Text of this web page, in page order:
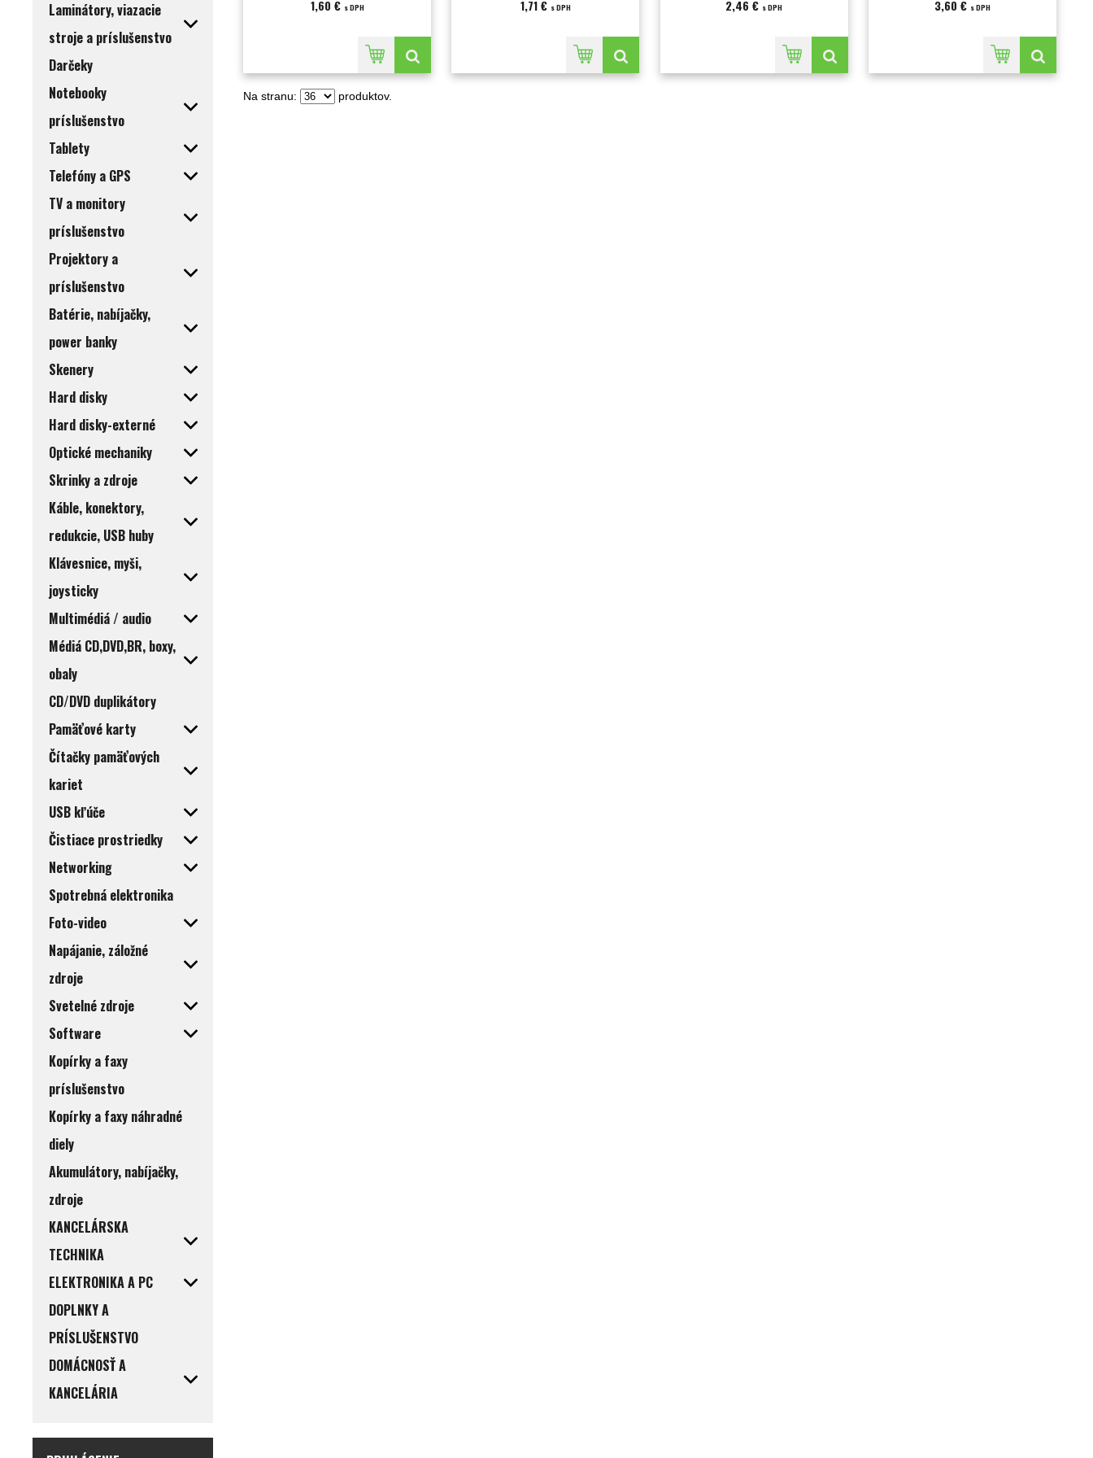
Laminátory, viazacie
stroje a príslušenstvo
Darčeky
Notebooky
príslušenstvo
Tablety
Telefóny a GPS
TV a monitory
príslušenstvo
Projektory a
príslušenstvo
Batérie, nabíjačky,
power banky
Skenery
Hard disky
Hard disky-externé
Optické mechaniky
Skrinky a zdroje
Káble, konektory,
redukcie, USB huby
Klávesnice, myši,
joysticky
Multimédiá / audio
Médiá CD,DVD,BR, boxy,
obaly
CD/DVD duplikátory
Pamäťové karty
Čítačky pamäťových
kariet
USB kľúče
Čistiace prostriedky
Networking
Spotrebná elektronika
Foto-video
Napájanie, záložné
zdroje
Svetelné zdroje
Software
Kopírky a faxy
príslušenstvo
Kopírky a faxy náhradné
diely
Akumulátory, nabíjačky,
zdroje
KANCELÁRSKA
TECHNIKA
ELEKTRONIKA A PC
DOPLNKY A
PRÍSLUŠENSTVO
DOMÁCNOSŤ A
KANCELÁRIA
1,60 € s DPH 1,71 € s DPH 2,46 € s DPH 3,60 € s DPH
Na stranu: produktov.